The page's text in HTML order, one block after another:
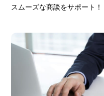
スムーズな商談をサポート！